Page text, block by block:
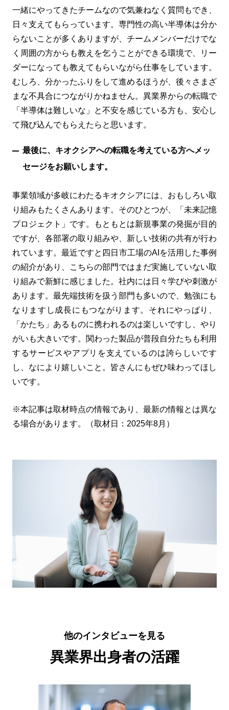
一緒にやってきたチームなので気兼ねなく質問もでき、
日々支えてもらっています。専門性の高い半導体は分か
らないことが多くありますが、チームメンバーだけでな
く周囲の方からも教えを乞うことができる環境で、リー
ダーになっても教えてもらいながら仕事をしています。
むしろ、分かったふりをして進めるほうが、後々さまざ
まな不具合につながりかねません。異業界からの転職で
「半導体は難しいな」と不安を感じている方も、安心し
て飛び込んでもらえたらと思います。
最後に、キオクシアへの転職を考えている方へメッ
セージをお願いします。
事業領域が多岐にわたるキオクシアには、おもしろい取
り組みもたくさんあります。そのひとつが、「未来記憶
プロジェクト」です。もともとは新規事業の発掘が目的
ですが、各部署の取り組みや、新しい技術の共有が行わ
れています。最近ですと四日市工場のAIを活用した事例
の紹介があり、こちらの部門ではまだ実施していない取
り組みで新鮮に感じました。社内には日々学びや刺激が
あります。最先端技術を扱う部門も多いので、勉強にも
なりますし成長にもつながります。それにやっぱり、
「かたち」あるものに携われるのは楽しいですし、やり
がいも大きいです。関わった製品が普段自分たちも利用
するサービスやアプリを支えているのは誇らしいです
し、なにより嬉しいこと。皆さんにもぜひ味わってほし
いです。
※本記事は取材時点の情報であり、最新の情報とは異な
る場合があります。（取材日：2025年8月）
他のインタビューを見る
異業界出身者の活躍